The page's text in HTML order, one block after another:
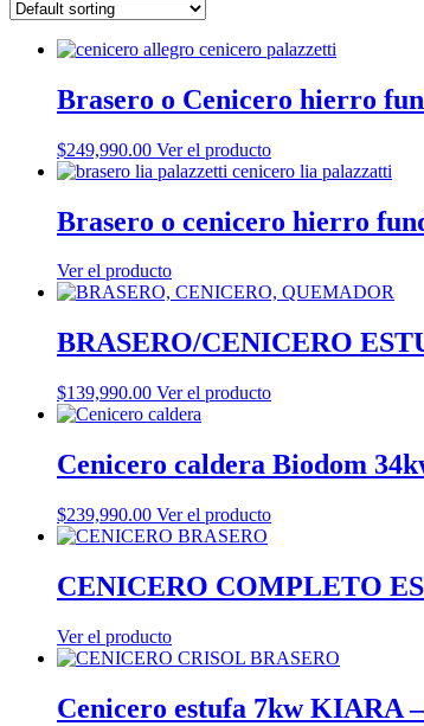
Brasero o Cenicero hierro
$249,990.00 Ver el producto
Brasero o cenicero hierro
Ver el producto
BRASERO/CENICERO
$139,990.00 Ver el producto
Cenicero caldera Biodom
$239,990.00 Ver el producto
CENICERO COMPLETO
Ver el producto
Cenicero estufa 7kw KIARA